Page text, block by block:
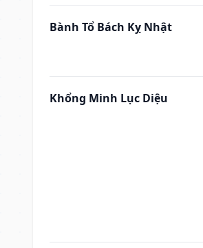
Bành Tổ Bách Kỵ Nhật
Khổng Minh Lục Diệu